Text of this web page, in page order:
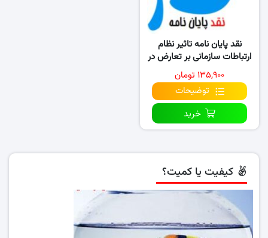
نقد پایان نامه تاثیر نظام
ارتباطات سازمانی بر تعارض در
ادارات
۱۳۵,۹۰۰ تومان
توضیحات
خرید
کیفیت یا کمیت؟